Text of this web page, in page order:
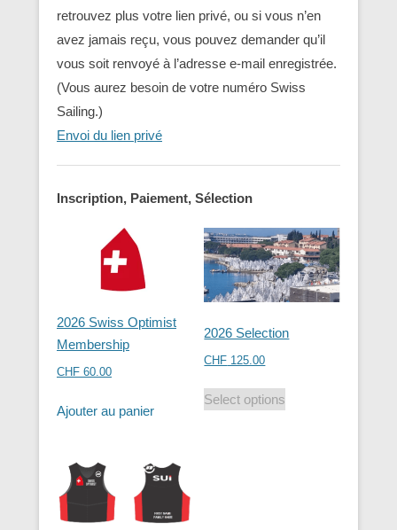
retrouvez plus votre lien privé, ou si vous n’en
avez jamais reçu, vous pouvez demander qu’il
vous soit renvoyé à l’adresse e-mail enregistrée.
(Vous aurez besoin de votre numéro Swiss
Sailing.)
Envoi du lien privé
Inscription, Paiement, Sélection
2026 Swiss Optimist
Membership
CHF 60.00
Ajouter au panier
2026 Selection
CHF 125.00
Select options